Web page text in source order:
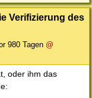
Verifizierung des
980 Tagen @
oder ihm das